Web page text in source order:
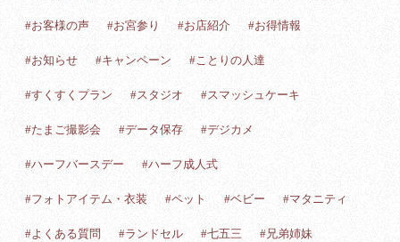
#お客様の声 #お宮参り #お店紹介 #お得情報
#お知らせ #キャンペーン #ことりの人達
#すくすくプラン #スタジオ #スマッシュケーキ
#たまご撮影会 #データ保存 #デジカメ
#ハーフバースデー #ハーフ成人式
#フォトアイテム・衣装 #ペット #ベビー #マタニティ
#よくある質問 #ランドセル #七五三 #兄弟姉妹